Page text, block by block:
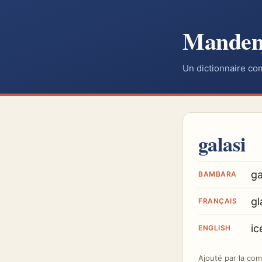
Un dictionnaire
galasi
BAMBARA
FRANÇAIS
ENGLISH
Ajouté par la